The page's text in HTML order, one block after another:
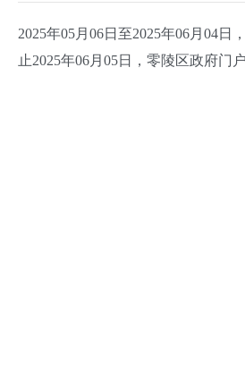
2025年05月06日至2025年06月04日
止2025年06月05日，零陵区政府